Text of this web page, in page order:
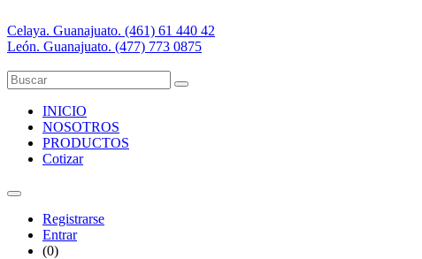
Celaya. Guanajuato. (461) 61 440 42
León. Guanajuato. (477) 773 0875
INICIO
NOSOTROS
PRODUCTOS
Cotizar
Registrarse
Entrar
(0)